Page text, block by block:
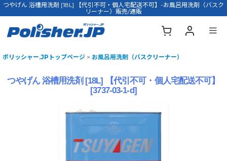
つやげん 浴槽用洗剤 [18L] 【代引不可・個人宅配送不可】-お風呂用洗剤（バスク
リーナー）販売/通販
ポリッシャー.JPトップページ > お風呂用洗剤（バスクリーナー）
つやげん 浴槽用洗剤 [18L] 【代引不可・個人宅配送不可】
[3737-03-1-d]